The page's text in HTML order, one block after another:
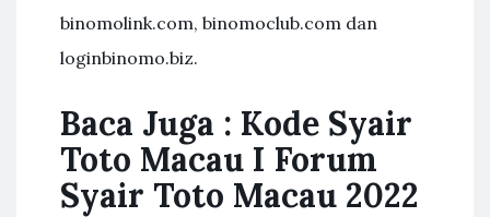
binomolink.com, binomoclub.com dan
loginbinomo.biz.
Baca Juga : Kode Syair
Toto Macau I Forum
Syair Toto Macau 2022